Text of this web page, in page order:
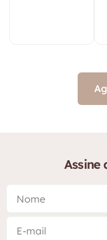
Assine